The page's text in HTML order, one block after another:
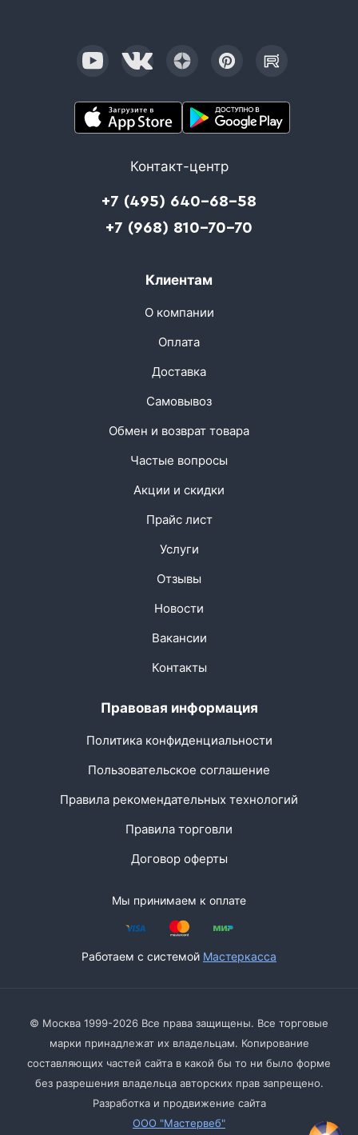
Контакт-центр
+7 (495) 640-68-58
+7 (968) 810-70-70
Клиентам
О компании
Оплата
Доставка
Самовывоз
Обмен и возврат товара
Частые вопросы
Акции и скидки
Прайс лист
Услуги
Отзывы
Новости
Вакансии
Контакты
Правовая информация
Политика конфиденциальности
Пользовательское соглашение
Правила рекомендательных технологий
Правила торговли
Договор оферты
Мы принимаем к оплате
Работаем с системой Мастеркасса
© Москва 1999-2026 Все права защищены. Все торговые
марки принадлежат их владельцам. Копирование
составляющих частей сайта в какой бы то ни было форме
без разрешения владельца авторских прав запрещено.
Разработка и продвижение сайта
ООО "Мастервеб"